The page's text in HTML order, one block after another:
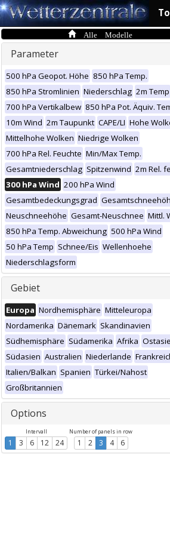
Alle Modelle
Parameter
500 hPa Geopot. Höhe 850 hPa Temp.
850 hPa Stromlinien Niederschlag 2m Temp
700 hPa Vertikalbew 850 hPa Pot. Äquiv.
10m Wind 2m Taupunkt CAPE/LI Hohe
Mittelhohe Wolken Niedrige Wolken
700 hPa Rel. Feuchte Min/Max Temp.
Gesamtniederschlag Spitzenwind 2m Rel.
300 hPa Wind 200 hPa Wind
Gesamtbedeckungsgrad
Neuschneehöhe Gesamt-Neuschnee Mittl.
850 hPa Temp. Abweichung 500 hPa Wind
50 hPa Temp Schnee/Eis Wellenhoehe
Niederschlagsform
Gebiet
Europa Nordhemisphäre Mitteleuropa
Nordamerika Dänemark Skandinavien
Südhemisphäre Südamerika Afrika
Südasien Australien Niederlande
Italien/Balkan Spanien Türkei/Nahost
Großbritannien
Options
Intervall
1 3 6 12 24
Number of panels in row
1 2 3 4 6